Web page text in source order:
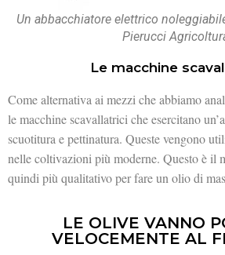
Un abbacchiatore elettrico
Pierucci
Le macchine
Come alternativa ai mezzi che abbiamo
le macchine scavallatrici che esercitano
scuotitura e pettinatura. Queste vengono
nelle coltivazioni più moderne. Questo è il
quindi più qualitativo per fare un olio di
LE OLIVE VANNO
VELOCEMENTE AL